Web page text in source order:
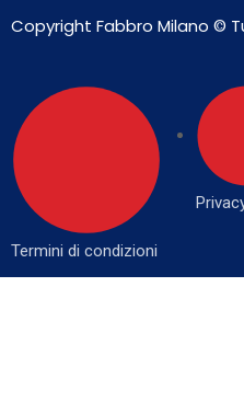
Copyright Fabbro Milano ©
Termini di condizioni